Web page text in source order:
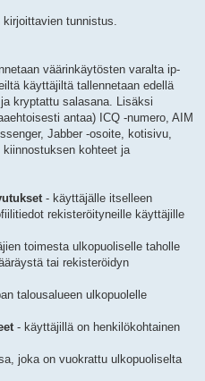
tunnistus.
väärinkäytösten varalta ip-
käyttäjiltä tallennetaan edellä
kryptattu salasana. Lisäksi
antaa) ICQ -numero, AIM
Jabber -osoite, kotisivu,
kohteet ja
- käyttäjälle itselleen
rekisteröityneille käyttäjille
toimesta ulkopuoliselle taholle
tai rekisteröidyn
talousalueen ulkopuolelle
- käyttäjillä on henkilökohtainen
joka on vuokrattu ulkopuoliselta